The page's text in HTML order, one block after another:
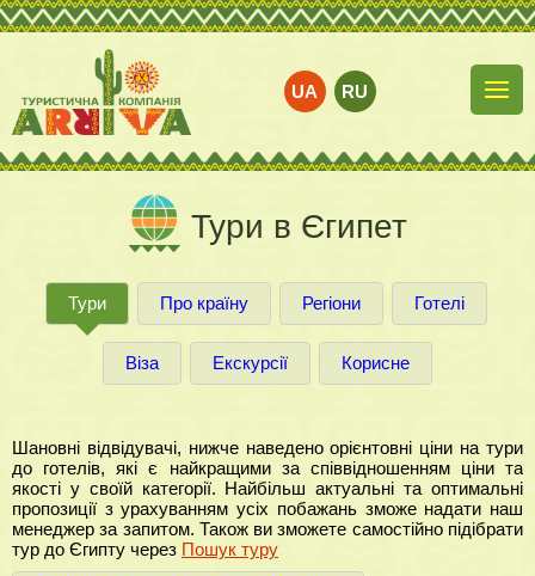
UA RU
Тури в Єгипет
Тури Про країну Регіони Готелі
Віза Екскурсії Корисне
Шановні відвідувачі, нижче наведено орієнтовні ціни на тури
до готелів, які є найкращими за співвідношенням ціни та
якості у своїй категорії. Найбільш актуальні та оптимальні
пропозиції з урахуванням усіх побажань зможе надати наш
менеджер за запитом. Також ви зможете самостійно підібрати
тур до Єгипту через Пошук туру